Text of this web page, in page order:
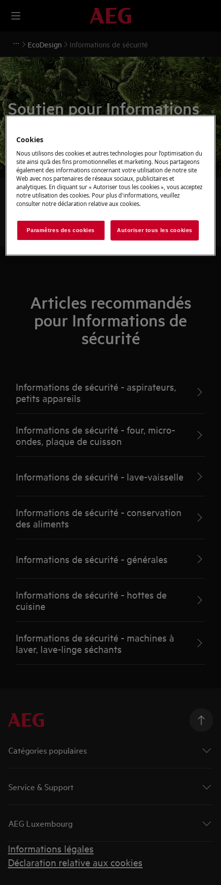
EcoDesign Informations de sécurité
Soutien pour Informations
Recherchez parmi nos articles d'assistance
Articles recommandés
pour Informations de
sécurité
Informations de sécurité - aspirateurs,
petits appareils
Informations de sécurité - four, micro-
ondes, plaque de cuisson
Informations de sécurité - lave-vaisselle
Informations de sécurité - conservation
des aliments
Informations de sécurité - générales
Informations de sécurité - hottes de
cuisine
Informations de sécurité - machines à
laver, lave-linge séchants
Catégories populaires
Service & Support
AEG Luxembourg
Informations légales
Déclaration relative aux cookies
Cookies
Nous utilisons des cookies et autres technologies pour l’optimisation du
site ainsi qu’à des fins promotionnelles et marketing. Nous partageons
également des informations concernant votre utilisation de notre site
Web avec nos partenaires de réseaux sociaux, publicitaires et
analytiques. En cliquant sur « Autoriser tous les cookies », vous acceptez
notre utilisation des cookies. Pour plus d'informations, veuillez
consulter notre déclaration relative aux cookies.
Paramètres des cookies Autoriser tous les cookies